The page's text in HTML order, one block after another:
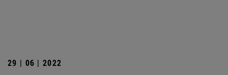
29 | 06 | 2022